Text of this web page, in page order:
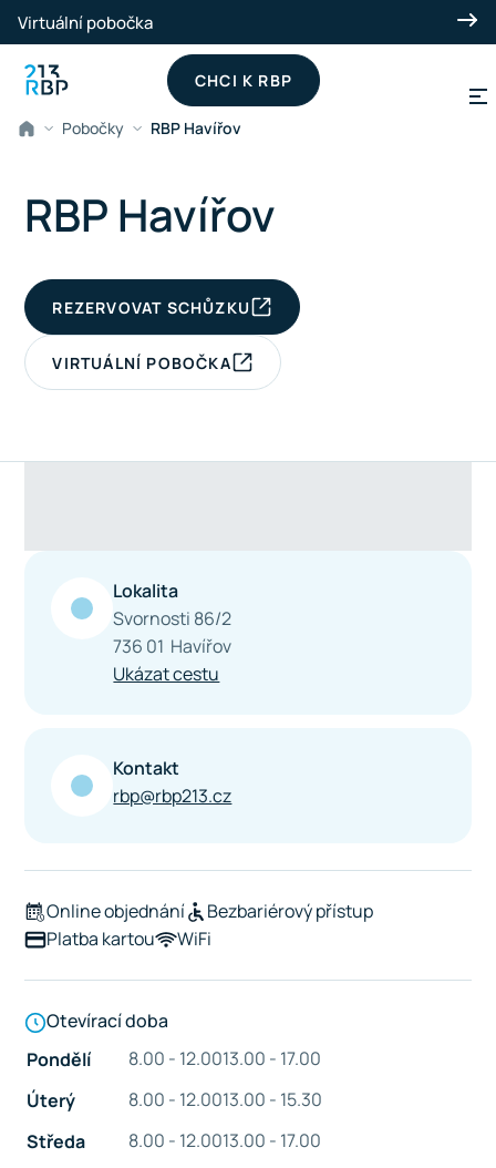
Přeskočit na hlavní obsah
Virtuální pobočka
CHCI K RBP
Pobočky RBP Havířov
RBP Havířov
REZERVOVAT SCHŮZKU
VIRTUÁLNÍ POBOČKA
Lokalita
Svornosti 86/2
736 01 Havířov
Ukázat cestu
Kontakt
rbp@rbp213.cz
Online objednání
Bezbariérový přístup
Platba kartou
WiFi
Otevírací doba
Pondělí
8.00 - 12.0013.00 - 17.00
Úterý
8.00 - 12.0013.00 - 15.30
Středa
8.00 - 12.0013.00 - 17.00